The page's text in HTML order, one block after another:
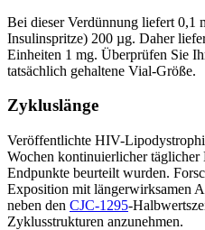
Bei dieser Verdünnung liefert 0,1
Insulinspritze) 200 µg. Daher
Einheiten 1 mg. Überprüfen Sie
tatsächlich gehaltene Vial-Größe.
Zykluslänge
Veröffentlichte HIV-
Wochen kontinuierlicher
Endpunkte beurteilt wurden.
Exposition mit längerwirksamen
neben den CJC-1295-
Zyklusstrukturen anzunehmen.